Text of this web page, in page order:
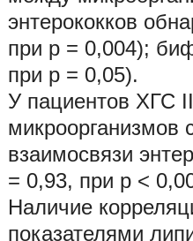
энтерококков
при p = 0,004);
при p = 0,05).
У пациентов ХГС
микроорганизмов
взаимосвязи
= 0,93, при p <
Наличие
показателями